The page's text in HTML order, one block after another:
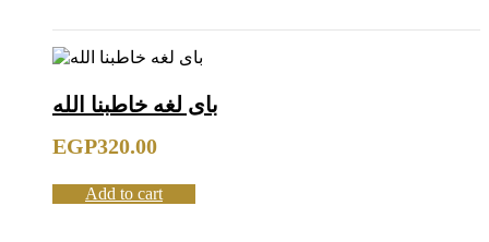
باى لغه خاطبنا الله
EGP320.00
Add to cart